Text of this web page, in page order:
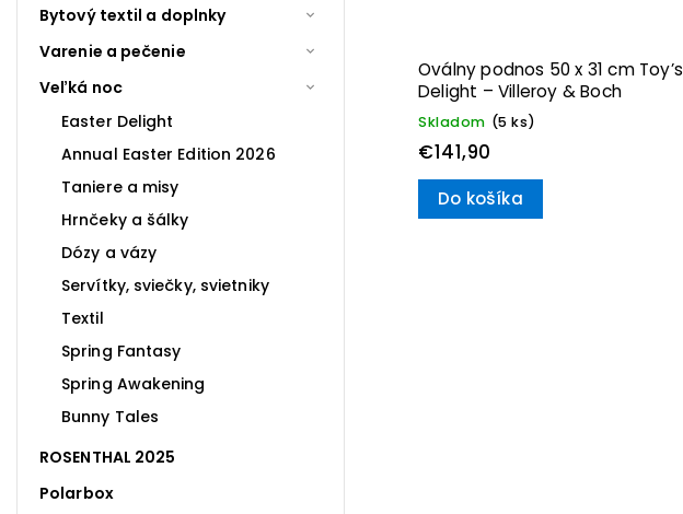
Bytový textil a doplnky
Varenie a pečenie
Veľká noc
Easter Delight
Annual Easter Edition 2026
Taniere a misy
Hrnčeky a šálky
Dózy a vázy
Servítky, sviečky, svietniky
Textil
Spring Fantasy
Spring Awakening
Bunny Tales
ROSENTHAL 2025
Polarbox
Oválny podnos 50 x 31 cm Toy’s
Delight – Villeroy & Boch
Skladom (5 ks)
€141,90
Do košíka